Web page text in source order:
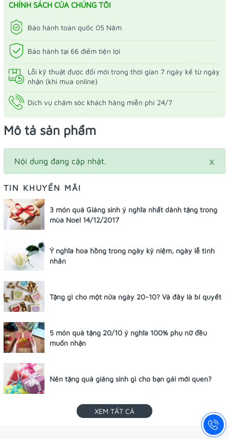
CHÍNH SÁCH CỦA CHÚNG TÔI
Bảo hành toàn quốc 05 Năm
Bảo hành tại 66 điểm tiện lợi
Lỗi kỹ thuật được đổi mới trong thời gian 7 ngày kể từ ngày
nhận (khi mua online)
Dịch vụ chăm sóc khách hàng miễn phí 24/7
Mô tả sản phẩm
×
Nội dung đang cập nhật.
TIN KHUYẾN MÃI
3 món quà Giáng sinh ý nghĩa nhất dành tặng trong
mùa Noel 14/12/2017
Ý nghĩa hoa hồng trong ngày kỷ niệm, ngày lễ tình
nhân
Tặng gì cho một nửa ngày 20-10? Và đây là bí quyết
5 món quà tặng 20/10 ý nghĩa 100% phụ nữ đều
muốn nhận
Nên tặng quà giáng sinh gì cho bạn gái mới quen?
XEM TẤT CẢ